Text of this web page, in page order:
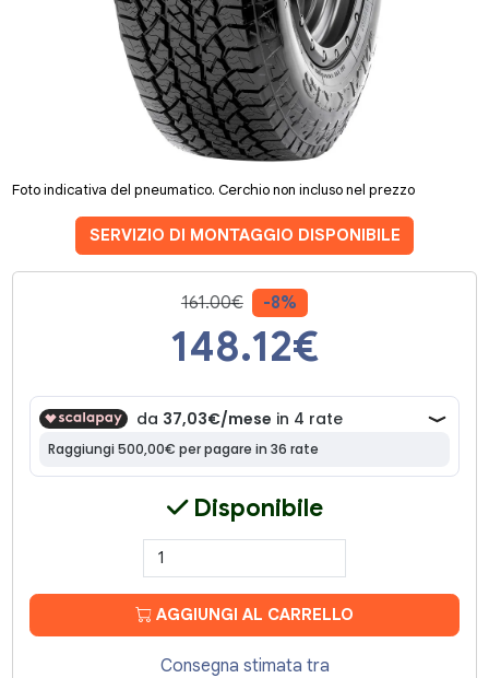
Foto indicativa del pneumatico. Cerchio non incluso nel prezzo
SERVIZIO DI MONTAGGIO DISPONIBILE
161.00€ -8%
148.12€
Disponibile
AGGIUNGI AL CARRELLO
Consegna stimata tra